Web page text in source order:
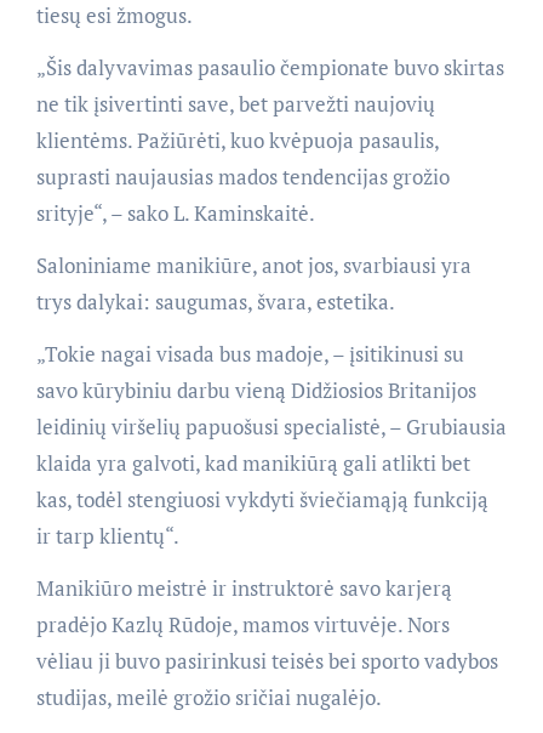
tiesų esi žmogus.
„Šis dalyvavimas pasaulio čempionate buvo skirtas
ne tik įsivertinti save, bet parvežti naujovių
klientėms. Pažiūrėti, kuo kvėpuoja pasaulis,
suprasti naujausias mados tendencijas grožio
srityje“, – sako L. Kaminskaitė.
Saloniniame manikiūre, anot jos, svarbiausi yra
trys dalykai: saugumas, švara, estetika.
„Tokie nagai visada bus madoje, – įsitikinusi su
savo kūrybiniu darbu vieną Didžiosios Britanijos
leidinių viršelių papuošusi specialistė, – Grubiausia
klaida yra galvoti, kad manikiūrą gali atlikti bet
kas, todėl stengiuosi vykdyti šviečiamąją funkciją
ir tarp klientų“.
Manikiūro meistrė ir instruktorė savo karjerą
pradėjo Kazlų Rūdoje, mamos virtuvėje. Nors
vėliau ji buvo pasirinkusi teisės bei sporto vadybos
studijas, meilė grožio sričiai nugalėjo.